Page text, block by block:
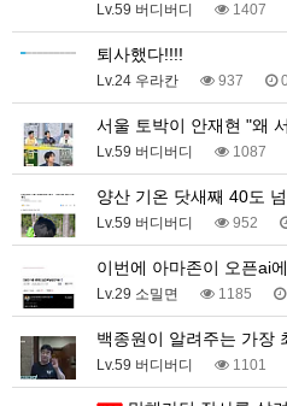
Lv.59 버디버디 1407
퇴사했다!!!!
Lv.24 우라칸 937
서울 토박이 안재현 "왜
Lv.59 버디버디 1087
양산 기온 닷새째 40도
Lv.59 버디버디 952
이번에 아마존이 오픈ai
Lv.29 소밀면 1185
백종원이 알려주는 가장
Lv.59 버디버디 1101